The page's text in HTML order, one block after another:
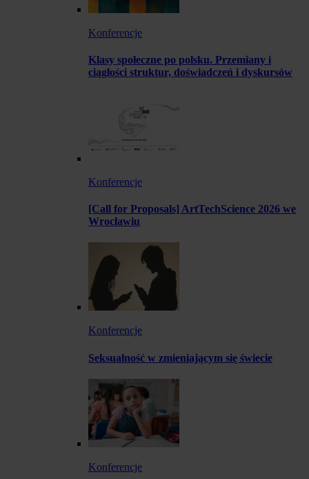
Konferencje
Klasy społeczne po polsku. Przemiany i
ciągłości struktur, doświadczeń i dyskursów
Konferencje
[Call for Proposals] ArtTechScience 2026 we
Wrocławiu
Konferencje
Seksualność w zmieniającym się świecie
Konferencje